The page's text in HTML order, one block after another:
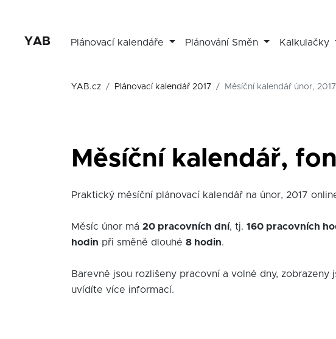
YAB Plánovací kalendáře Plánování Směn Kalkulačky
YAB.cz Plánovací kalendář 2017 Měsíční kalendář únor, 2017
Měsíční kalendář,
Praktický měsíční plánovací kalendář na únor, 2017
Měsíc únor má 20 pracovních dní, tj. 160 pracovních
hodin při směně dlouhé 8 hodin.
Barevně jsou rozlišeny pracovní a volné dny,
uvídíte více informací.